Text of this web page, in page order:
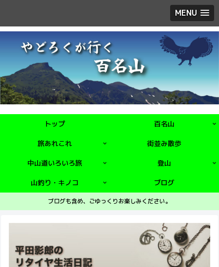
MENU
トップ 百名山
旅あれこれ 街並み散歩
中山道いろいろ旅 登山
山釣り・キノコ ブログ
ブログも含め、ごゆっくりお楽しみください。